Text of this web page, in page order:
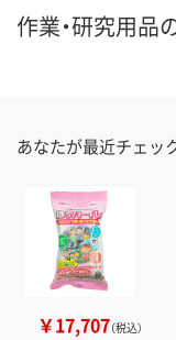
作業・研究用品
あなたが最近チェッ
￥17,707（税込）